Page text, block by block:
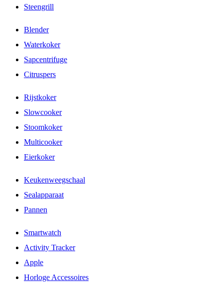
Steengrill
Blender
Waterkoker
Sapcentrifuge
Citruspers
Rijstkoker
Slowcooker
Stoomkoker
Multicooker
Eierkoker
Keukenweegschaal
Sealapparaat
Pannen
Smartwatch
Activity Tracker
Apple
Horloge Accessoires